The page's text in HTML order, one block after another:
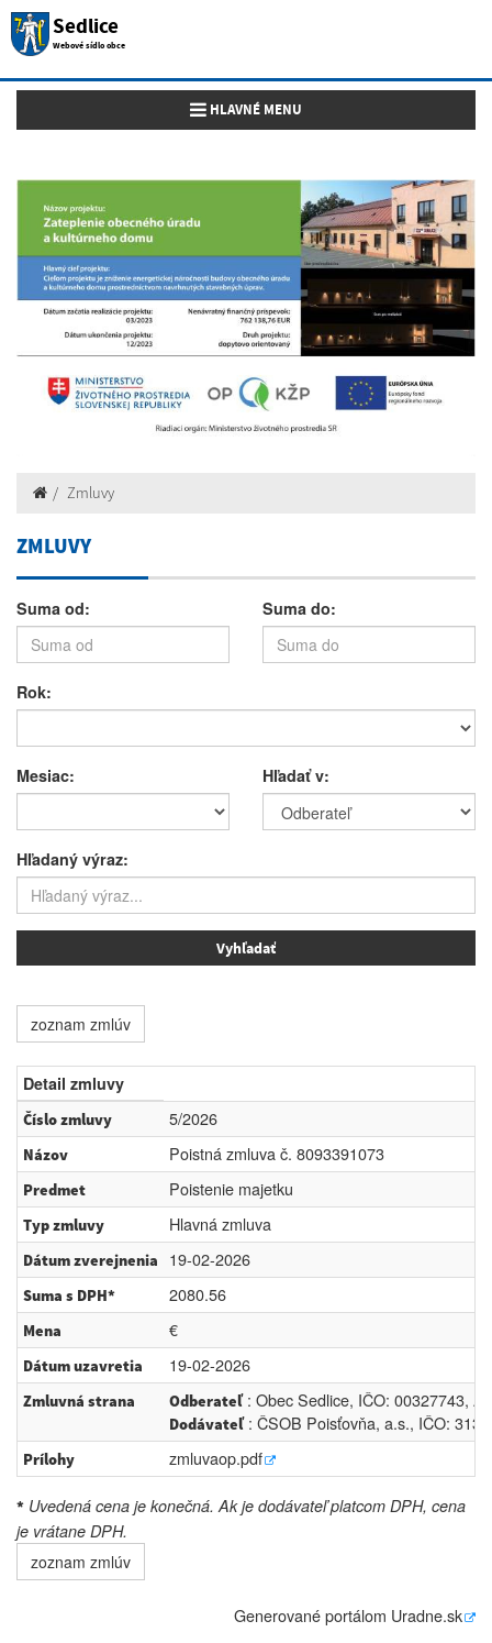
Sedlice
Webové sídlo obce
Toggle navigation
HLAVNÉ MENU
Zmluvy
ZMLUVY
Suma od: Suma do:
Rok:
Mesiac: Hľadať v:
Hľadaný výraz:
zoznam zmlúv
Detail zmluvy
Číslo zmluvy 5/2026
Názov Poistná zmluva č. 8093391073
Predmet Poistenie majetku
Typ zmluvy Hlavná zmluva
Dátum zverejnenia 19-02-2026
Suma s DPH* 2080.56
Mena €
Dátum uzavretia 19-02-2026
Zmluvná strana Odberateľ: Obec Sedlice, IČO: 00327743,
Dodávateľ: ČSOB Poisťovňa, a.s., IČO:
Prílohy zmluvaop.pdf
* Uvedená cena je konečná. Ak je dodávateľ platcom DPH, cena
je vrátane DPH.
zoznam zmlúv
Generované portálom Uradne.sk